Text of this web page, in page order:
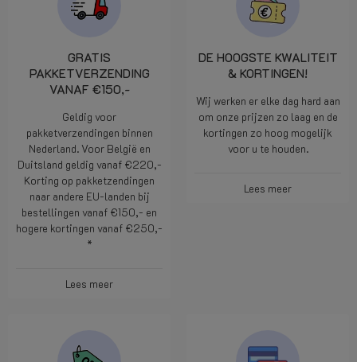
PAKKETVERZENDING
VANAF €150,-
Geldig voor
pakketverzendingen binnen
Nederland. Voor België en
Duitsland geldig vanaf €220,-
Korting op pakketzendingen
naar andere EU-landen bij
bestellingen vanaf €150,- en
hogere kortingen vanaf €250,-
*
& KORTINGEN!
Wij werken er elke dag hard aan
om onze prijzen zo laag en de
kortingen zo hoog mogelijk
voor u te houden.